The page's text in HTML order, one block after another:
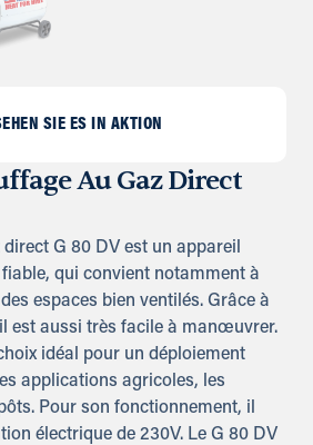
SIE ES IN AKTION
Au Gaz Direct
G 80 DV est un appareil
qui convient notamment à
espaces bien ventilés. Grâce à
est aussi très facile à manœuvrer.
idéal pour un déploiement
applications agricoles, les
Pour son fonctionnement, il
électrique de 230V. Le G 80 DV